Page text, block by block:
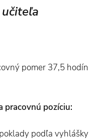
pomer 37,5 hodín
pracovnú pozíciu:
podľa vyhlášky